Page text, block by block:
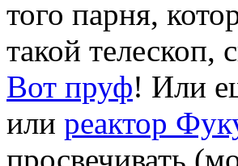
того парня,
такой телескоп,
Вот пруф! Или
или реактор
просвечивать